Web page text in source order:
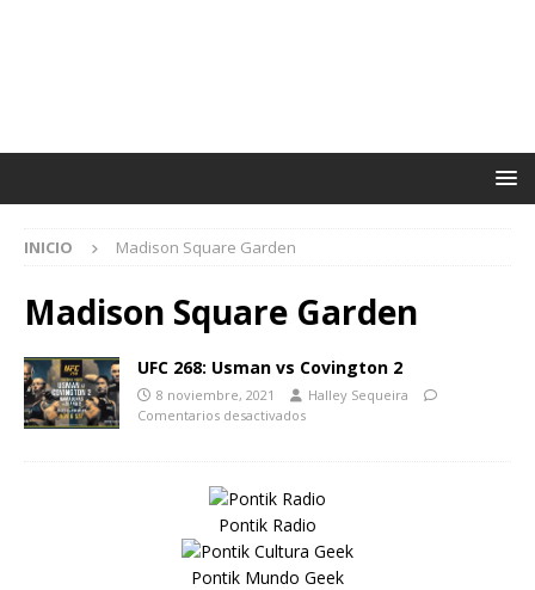
INICIO Madison Square Garden
Madison Square Garden
UFC 268: Usman vs Covington 2
8 noviembre, 2021
Halley Sequeira
Comentarios desactivados
Pontik Radio
Pontik Mundo Geek